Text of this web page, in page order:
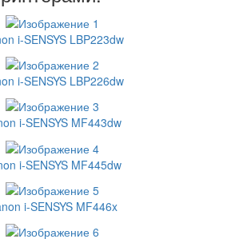
i-SENSYS LBP223dw
i-SENSYS LBP226dw
i-SENSYS MF443dw
i-SENSYS MF445dw
i-SENSYS MF446x